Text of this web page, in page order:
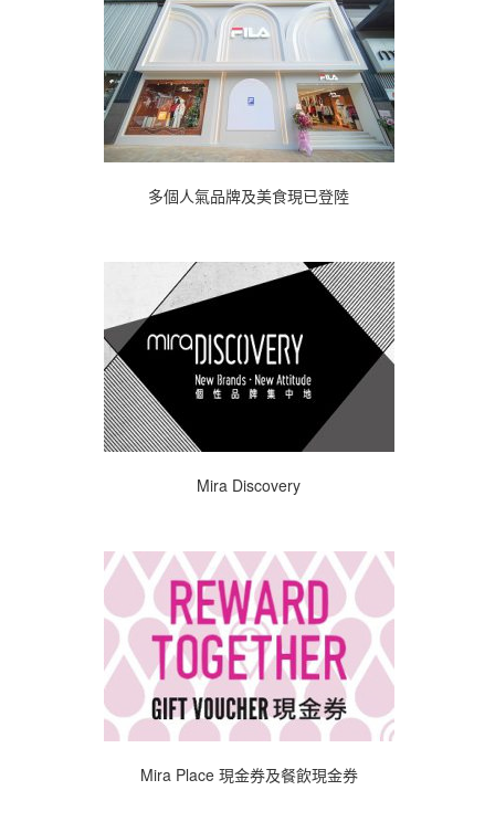
多個人氣品牌及美食現已登陸
Mira Discovery
Mira Place 現金券及餐飲現金券